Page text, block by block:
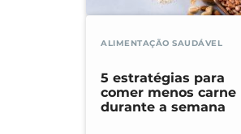
ALIMENTAÇÃO SAUDÁVEL
5 estratégias para
comer menos carne
durante a semana